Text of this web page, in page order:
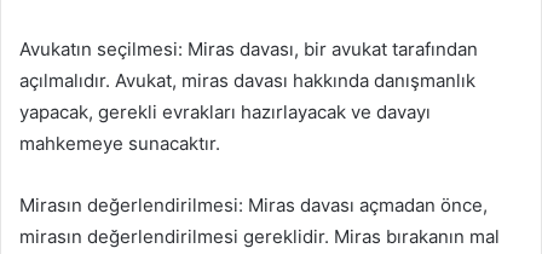
Avukatın seçilmesi: Miras davası, bir avukat tarafından
açılmalıdır. Avukat, miras davası hakkında danışmanlık
yapacak, gerekli evrakları hazırlayacak ve davayı
mahkemeye sunacaktır.
Mirasın değerlendirilmesi: Miras davası açmadan önce,
mirasın değerlendirilmesi gereklidir. Miras bırakanın mal